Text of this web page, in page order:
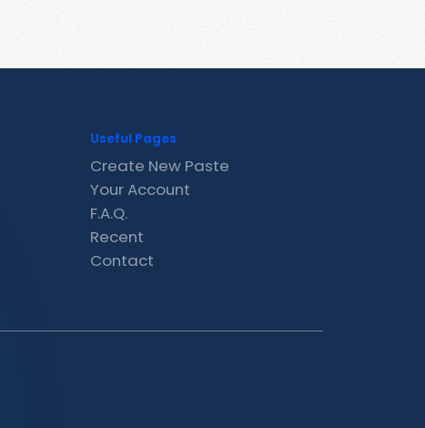
Useful Pages
Create New Paste
Your Account
F.A.Q.
Recent
Contact